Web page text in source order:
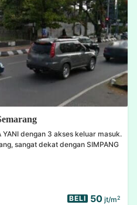
BELI 50 jt/m2
YANI dengan 3 akses keluar masuk.
sangat dekat dengan SIMPANG